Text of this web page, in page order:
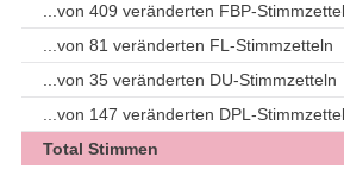
...von 409 veränderten FBP-
...von 81 veränderten FL-Stimmzetteln
...von 35 veränderten DU-Stimmzetteln
...von 147 veränderten DPL-
Total Stimmen